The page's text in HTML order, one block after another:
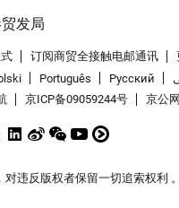
订阅商贸全接触电邮通讯
Português Pусский
京ICP备09059244号 京公
违反版权者保留一切追索权利 。